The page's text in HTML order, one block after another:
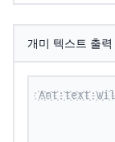
개미 텍스트 출력